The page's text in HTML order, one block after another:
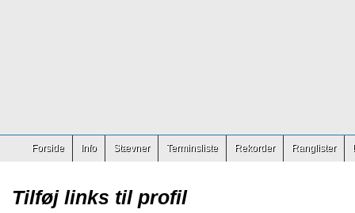
Forside Info Stævner Terminsliste Rekorder Ranglister
Tilføj links til profil